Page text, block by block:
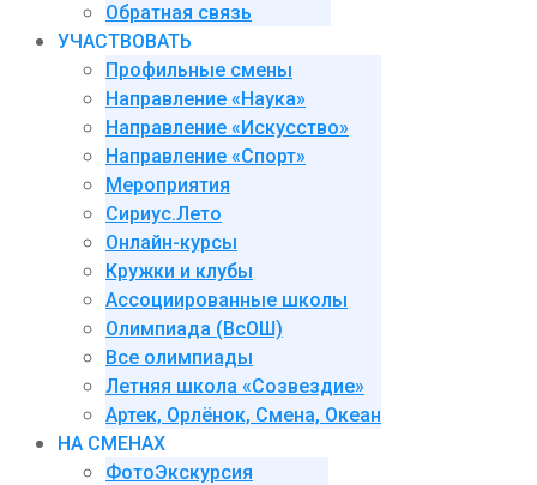
Обратная связь
УЧАСТВОВАТЬ
Профильные смены
Направление «Наука»
Направление «Искусство»
Направление «Спорт»
Мероприятия
Сириус.Лето
Онлайн-курсы
Кружки и клубы
Ассоциированные школы
Олимпиада (ВсОШ)
Все олимпиады
Летняя школа «Созвездие»
Артек, Орлёнок, Смена, Океан
НА СМЕНАХ
ФотоЭкскурсия